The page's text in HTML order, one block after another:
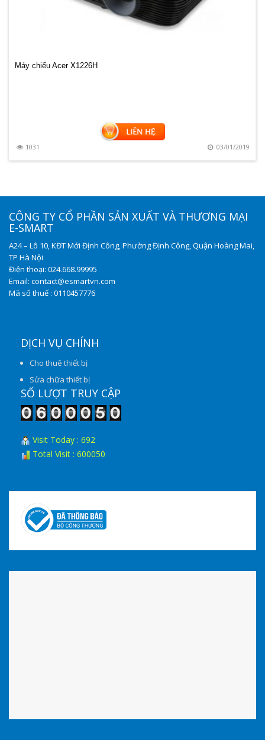
Máy chiếu Acer X1226H
1031 03/01/2019
CÔNG TY CỔ PHẦN SẢN XUẤT VÀ THƯƠNG MẠI
E-SMART
A24 – Lô 10, KĐT Mới Định Công, Phường Định Công, Quận Hoàng Mai,
TP Hà Nội
Điện thoại: 024.668.99995
Email: contact@esmartvn.com
Mã số thuế : 0110457776
DỊCH VỤ CHÍNH
Cho thuê thiết bị
Sửa chữa thiết bị
SỐ LƯỢT TRUY CẬP
Visit Today : 692
Total Visit : 600050